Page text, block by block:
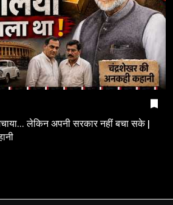
लेकिन अपनी सरकार नहीं बचा सके |